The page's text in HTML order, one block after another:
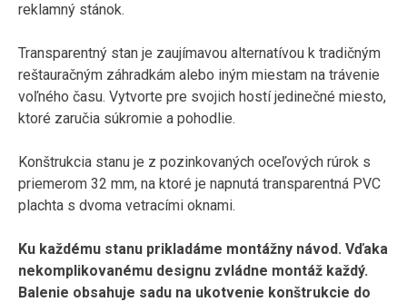
reklamný stánok.
Transparentný stan je zaujímavou alternatívou k tradičným
reštauračným záhradkám alebo iným miestam na trávenie
voľného času. Vytvorte pre svojich hostí jedinečné miesto,
ktoré zaručia súkromie a pohodlie.
Konštrukcia stanu je z pozinkovaných oceľových rúrok s
priemerom 32 mm, na ktoré je napnutá transparentná PVC
plachta s dvoma vetracími oknami.
Ku každému stanu prikladáme montážny návod. Vďaka
nekomplikovanému designu zvládne montáž každý.
Balenie obsahuje sadu na ukotvenie konštrukcie do